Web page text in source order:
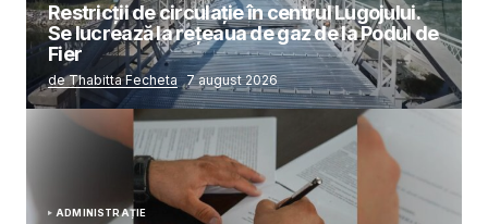
Restricții de circulație în centrul Lugojului.
Se lucrează la rețeaua de gaz de la Podul de
Fier
de Thabitta Fecheta 7 august 2026
ADMINISTRAȚIE